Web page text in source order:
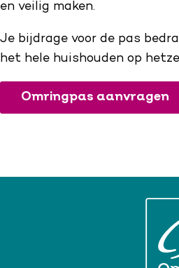
en veilig maken.
Je bijdrage voor de pas
het hele huishouden op
Omringpas aanvragen